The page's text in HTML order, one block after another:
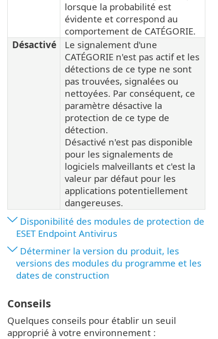
lorsque la probabilité est
évidente et correspond au
comportement de CATÉGORIE.
Désactivé
Le signalement d'une
CATÉGORIE n'est pas actif et les
détections de ce type ne sont
pas trouvées, signalées ou
nettoyées. Par conséquent, ce
paramètre désactive la
protection de ce type de
détection.
Désactivé n'est pas disponible
pour les signalements de
logiciels malveillants et c'est la
valeur par défaut pour les
applications potentiellement
dangereuses.
Disponibilité des modules de protection de
ESET Endpoint Antivirus
Déterminer la version du produit, les
versions des modules du programme et les
dates de construction
Conseils
Quelques conseils pour établir un seuil
approprié à votre environnement :